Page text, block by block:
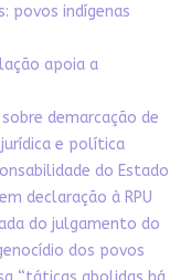
povos indígenas
apoia a
demarcação de
e política
do Estado
declaração à RPU
do julgamento do
dos povos